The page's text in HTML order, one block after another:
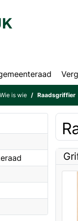
Wie is wie Raadsgriffier